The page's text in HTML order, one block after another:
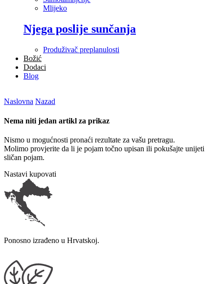
Mlijeko
Njega poslije sunčanja
Produživač preplanulosti
Božić
Dodaci
Blog
Naslovna Nazad
Nema niti jedan artikl za prikaz
Nismo u mogućnosti pronaći rezultate za vašu pretragu.
Molimo provjerite da li je pojam točno upisan ili pokušajte unijeti
sličan pojam.
Nastavi kupovati
Ponosno izrađeno u Hrvatskoj.